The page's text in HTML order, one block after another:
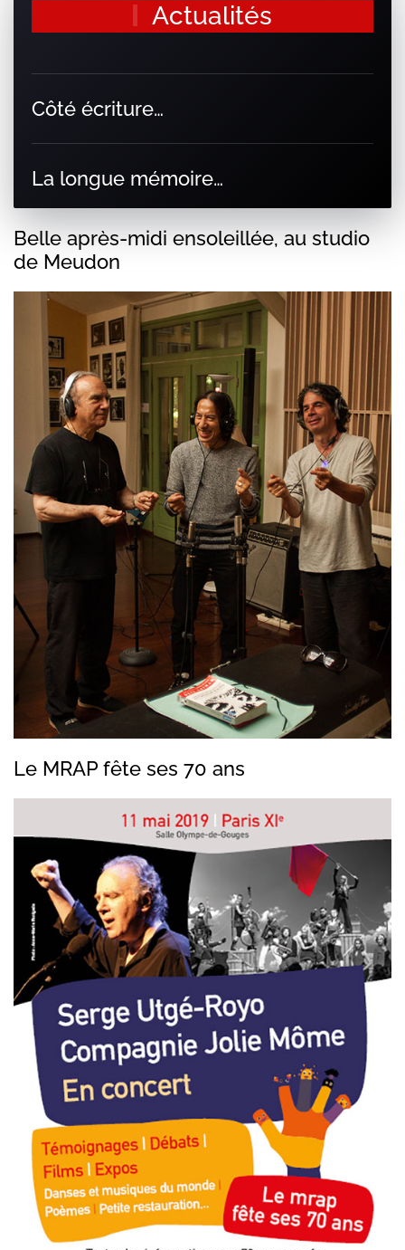
Actualités
Côté écriture…
La longue mémoire…
Belle après-midi ensoleillée, au studio
de Meudon
Le MRAP fête ses 70 ans